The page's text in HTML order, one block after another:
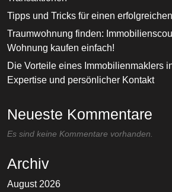
Tipps und Tricks für einen
Traumwohnung finden:
Wohnung kaufen einfach!
Die Vorteile eines Immobilienmaklers
Expertise und persönlicher Kontakt
Neueste Kommentare
Es sind keine Kommentare vorhanden.
Archiv
August 2026